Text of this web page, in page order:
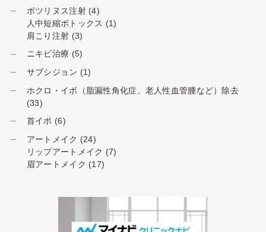
ボツリヌス注射(4)
人中短縮ボトックス (1)
肩こり注射 (3)
ニキビ治療 (5)
サブシジョン (1)
ホクロ・イボ（脂漏性角化症、老人性血管腫など）除去
(33)
首イボ (6)
アートメイク (24)
リップアートメイク (7)
眉アートメイク (17)